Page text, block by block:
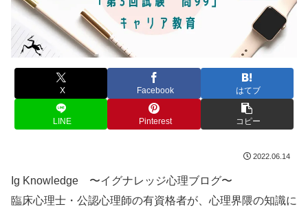
X Facebook はてブ
LINE Pinterest コピー
2022.06.14
Ig Knowledge 〜イグナレッジ心理ブログ〜
臨床心理士・公認心理師の有資格者が、心理界隈の知識に